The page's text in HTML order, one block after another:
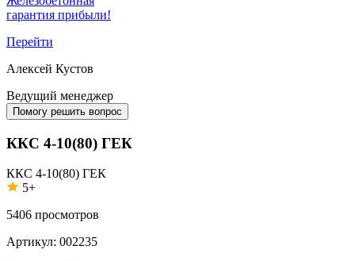
гарантия прибыли!
Перейти
Алексей Кустов
Ведущий менеджер
Помогу решить вопрос
ККС 4-10(80) ГЕК
ККС 4-10(80) ГЕК
5+
5406 просмотров
Артикул: 002235